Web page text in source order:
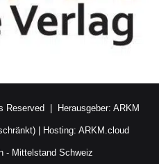
Reserved | Herausgeber: ARKM
| Hosting: ARKM.cloud
- Mittelstand Schweiz